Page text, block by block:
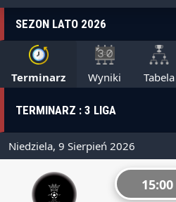
SEZON LATO 2026
Terminarz Wyniki Tabela
TERMINARZ : 3 LIGA
Niedziela, 9 Sierpień 2026
15:00